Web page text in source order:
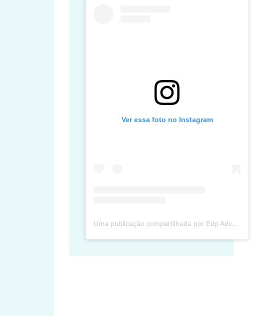
Ver essa foto no Instagram
Uma publicação compartilhada por Edp Advec Posse (@edpadvecposse)